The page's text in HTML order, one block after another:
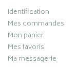
Identification
Mes commandes
Mon panier
Mes favoris
Ma messagerie